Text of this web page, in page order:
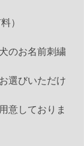
）
のお名前刺繍
選びいただけ
意しておりま